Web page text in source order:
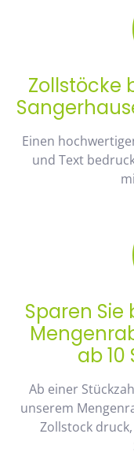
Zollstöcke
Einen
und Text
Sparen
ab 10
Ab einer
unserem
Zollstock